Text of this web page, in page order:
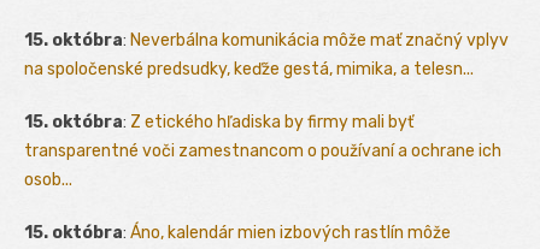
15. októbra: Neverbálna komunikácia môže mať značný vplyv
na spoločenské predsudky, keďže gestá, mimika, a telesn...
15. októbra: Z etického hľadiska by firmy mali byť
transparentné voči zamestnancom o používaní a ochrane ich
osob...
15. októbra: Áno, kalendár mien izbových rastlín môže